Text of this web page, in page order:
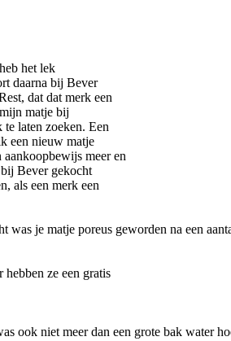
het lek
daarna bij Bever
dat dat merk een
matje bij
laten zoeken. Een
een nieuw matje
meer en
Bever gekocht
als een merk een
was je matje poreus geworden na een
ze een gratis
ook niet meer dan een grote bak water